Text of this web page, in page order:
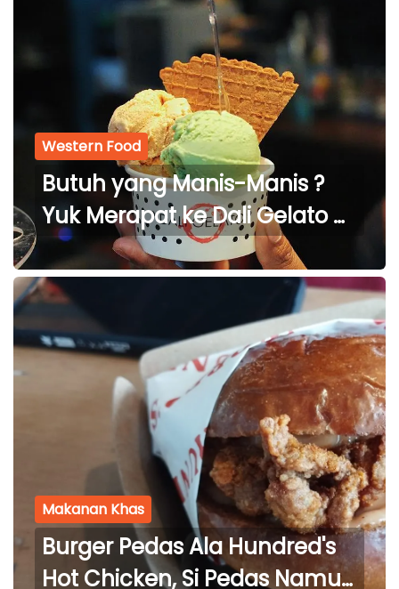
Western Food
Butuh yang Manis-Manis ?
Yuk Merapat ke Dali Gelato &
Mediterranean Kitchen
Makanan Khas
Burger Pedas Ala Hundred's
Hot Chicken, Si Pedas Namun